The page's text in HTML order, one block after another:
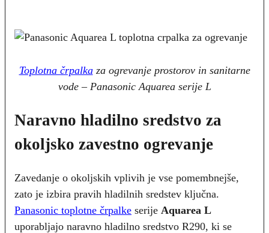
Toplotna črpalkaza ogrevanje prostorov in sanitarne
vode – Panasonic Aquarea serije L
Naravno hladilno sredstvo za
okoljsko zavestno ogrevanje
Zavedanje o okoljskih vplivih je vse pomembnejše,
zato je izbira pravih hladilnih sredstev ključna.
Panasonic toplotne črpalke serije Aquarea L
uporabljajo naravno hladilno sredstvo R290, ki se